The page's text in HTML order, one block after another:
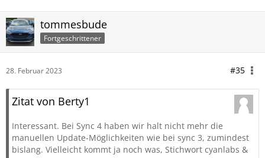
tommesbude
Fortgeschrittener
28. Februar 2023 #35
Zitat von Berty1
Interessant. Bei Sync 4 haben wir halt nicht mehr die
manuellen Update-Möglichkeiten wie bei sync 3, zumindest
bislang. Vielleicht kommt ja noch was, Stichwort cyanlabs &